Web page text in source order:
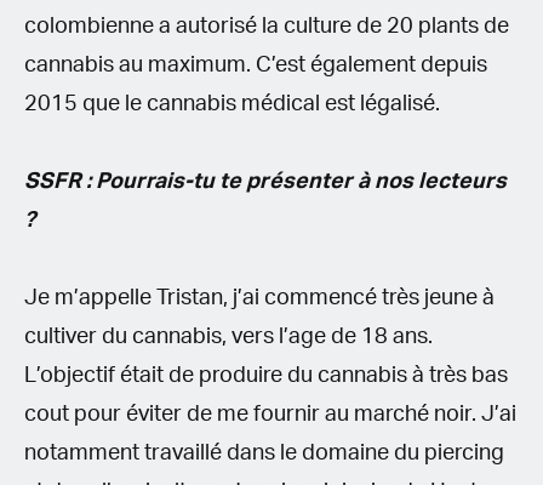
colombienne a autorisé la culture de 20 plants de
cannabis au maximum. C’est également depuis
2015 que le cannabis médical est légalisé.
SSFR : Pourrais-tu te présenter à nos lecteurs
?
Je m’appelle Tristan, j’ai commencé très jeune à
cultiver du cannabis, vers l’age de 18 ans.
L’objectif était de produire du cannabis à très bas
cout pour éviter de me fournir au marché noir. J’ai
notamment travaillé dans le domaine du piercing